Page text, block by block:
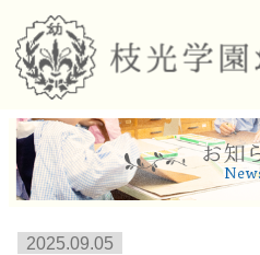
2025.09.05